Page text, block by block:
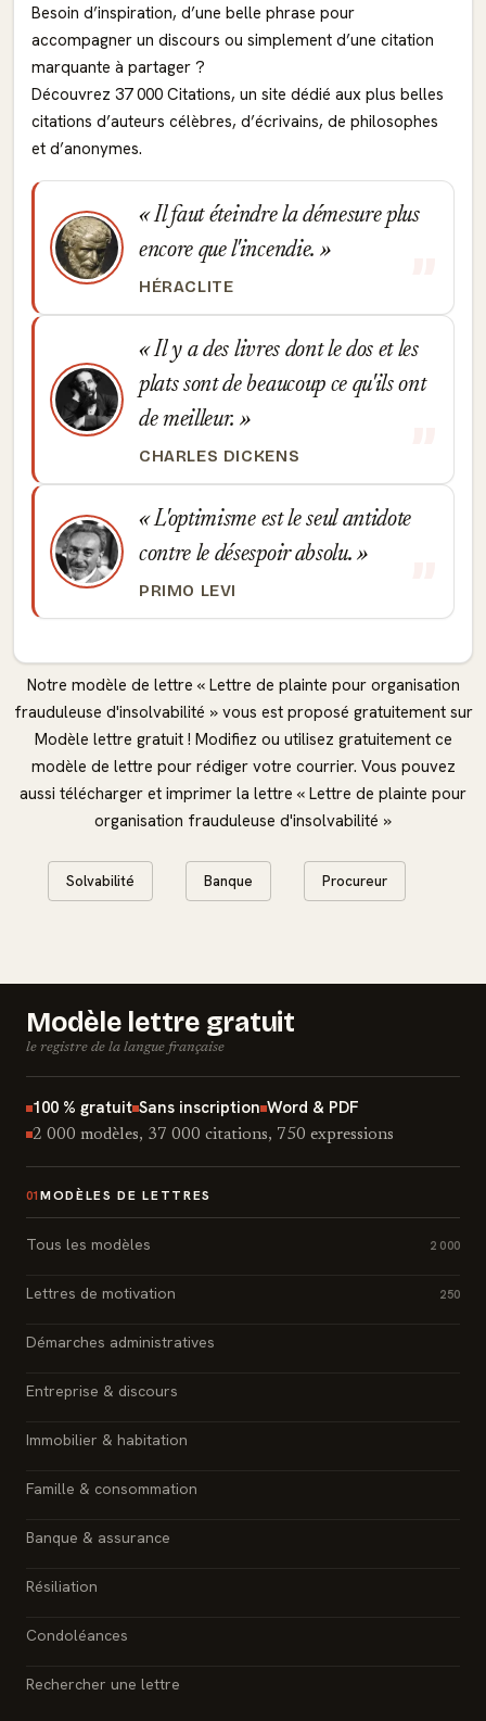
Besoin d’inspiration, d’une belle phrase pour
accompagner un discours ou simplement d’une citation
marquante à partager ?
Découvrez 37 000 Citations, un site dédié aux plus belles
citations d’auteurs célèbres, d’écrivains, de philosophes
et d’anonymes.
Il faut éteindre la démesure plus
encore que l'incendie.
HÉRACLITE
Il y a des livres dont le dos et les
plats sont de beaucoup ce qu'ils ont
de meilleur.
CHARLES DICKENS
L'optimisme est le seul antidote
contre le désespoir absolu.
PRIMO LEVI
Notre modèle de lettre « Lettre de plainte pour organisation
frauduleuse d'insolvabilité » vous est proposé gratuitement sur
Modèle lettre gratuit ! Modifiez ou utilisez gratuitement ce
modèle de lettre pour rédiger votre courrier. Vous pouvez
aussi télécharger et imprimer la lettre « Lettre de plainte pour
organisation frauduleuse d'insolvabilité »
Solvabilité Banque Procureur
Modèle lettre gratuit
le registre de la langue française
100 % gratuit Sans inscription Word & PDF
2 000 modèles, 37 000 citations, 750 expressions
01 MODÈLES DE LETTRES
Tous les modèles 2 000
Lettres de motivation 250
Démarches administratives
Entreprise & discours
Immobilier & habitation
Famille & consommation
Banque & assurance
Résiliation
Condoléances
Rechercher une lettre